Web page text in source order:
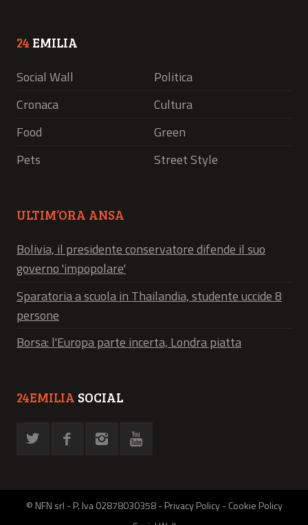
24 EMILIA
Social Wall
Politica
Cronaca
Cultura
Food
Green
Pets
Street Style
ULTIM’ORA ANSA
Bolivia, il presidente conservatore difende il suo
governo 'impopolare'
Sparatoria a scuola in Thailandia, studente uccide 8
persone
Borsa: l'Europa parte incerta, Londra piatta
24EMILIA SOCIAL
© NFN srl - P. Iva 02878030358 -Privacy Policy-Cookie Policy